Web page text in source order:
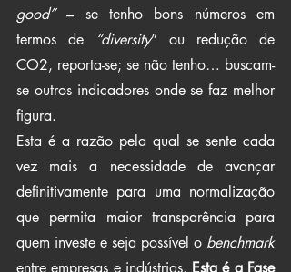
good” – se tenho bons números em
termos de
“diversity” ou redução de
CO2, reporta-se; se não tenho… buscam-
se outros indicadores onde se faz melhor
figura.
Esta é a razão pela qual se sente cada
vez mais a necessidade de avançar
definitivamente para uma normalização
que permita maior transparência para
quem investe e seja possível o benchmark